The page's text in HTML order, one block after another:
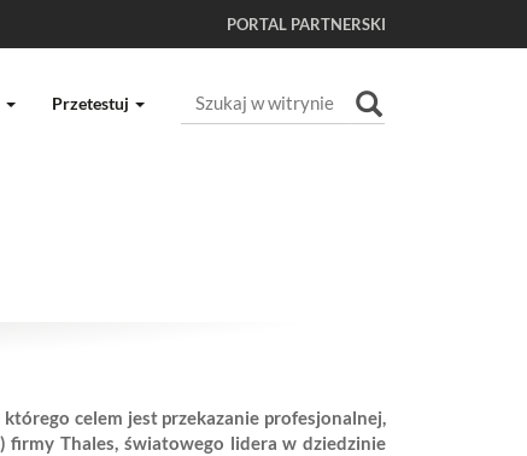
PORTAL PARTNERSKI
Przetestuj
Szukaj
celem jest przekazanie profesjonalnej,
firmy Thales, światowego lidera w dziedzinie